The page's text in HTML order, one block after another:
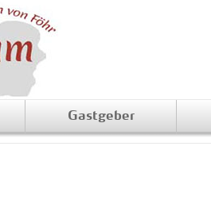
Gastgeber